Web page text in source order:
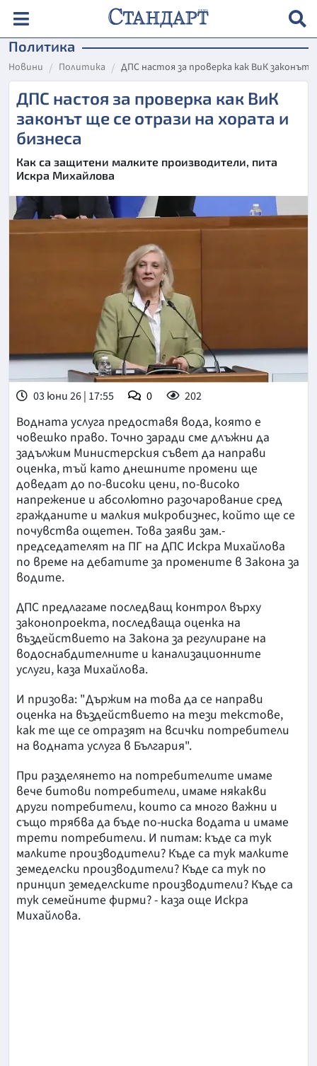
Политика
Новини Политика ДПС настоя за проверка как ВиК законът
ДПС настоя за проверка как ВиК
законът ще се отрази на хората и
бизнеса
Как са защитени малките производители, пита
Искра Михайлова
03 юни 26 | 17:55 0 202
Водната услуга предоставя вода, която е
човешко право. Точно заради сме длъжни да
задължим Министерския съвет да направи
оценка, тъй като днешните промени ще
доведат до по-високи цени, по-високо
напрежение и абсолютно разочарование сред
гражданите и малкия микробизнес, който ще се
почувства ощетен. Това заяви зам.-
председателят на ПГ на ДПС Искра Михайлова
по време на дебатите за промените в Закона за
водите.
ДПС предлагаме последващ контрол върху
законопроекта, последваща оценка на
въздействието на Закона за регулиране на
водоснабдителните и канализационните
услуги, каза Михайлова.
И призова: "Държим на това да се направи
оценка на въздействието на тези текстове,
как те ще се отразят на всички потребители
на водната услуга в България".
При разделянето на потребителите имаме
вече битови потребители, имаме някакви
други потребители, които са много важни и
също трябва да бъде по-ниска водата и имаме
трети потребители. И питам: къде са тук
малките производители? Къде са тук малките
земеделски производители? Къде са тук по
принцип земеделските производители? Къде са
тук семейните фирми? - каза още Искра
Михайлова.